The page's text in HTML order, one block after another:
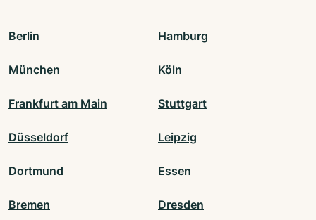
Berlin Hamburg
München Köln
Frankfurt am Main Stuttgart
Düsseldorf Leipzig
Dortmund Essen
Bremen Dresden